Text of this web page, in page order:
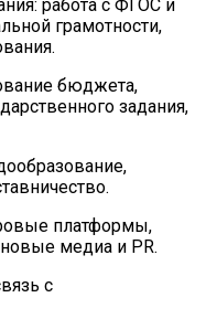
работа с ФГОС и
грамотности,
бюджета,
задания,
платформы,
медиа и PR.
с